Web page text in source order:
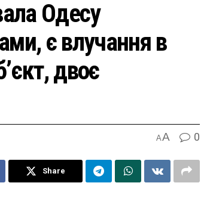
Одесу
є влучання в
двоє
AA 0
Share